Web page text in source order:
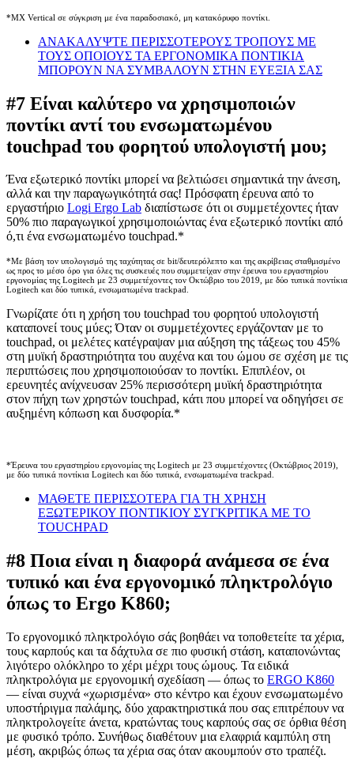
*MX Vertical σε σύγκριση με ένα παραδοσιακό, μη κατακόρυφο ποντίκι.
ΑΝΑΚΑΛΥΨΤΕ ΠΕΡΙΣΣΟΤΕΡΟΥΣ ΤΡΟΠΟΥΣ ΜΕ
ΤΟΥΣ ΟΠΟΙΟΥΣ ΤΑ ΕΡΓΟΝΟΜΙΚΑ ΠΟΝΤΙΚΙΑ
ΜΠΟΡΟΥΝ ΝΑ ΣΥΜΒΑΛΟΥΝ ΣΤΗΝ ΕΥΕΞΙΑ ΣΑΣ
#7 Είναι καλύτερο να χρησιμοποιών
ποντίκι αντί του ενσωματωμένου
touchpad του φορητού υπολογιστή μου;
Ένα εξωτερικό ποντίκι μπορεί να βελτιώσει σημαντικά την άνεση,
αλλά και την παραγωγικότητά σας! Πρόσφατη έρευνα από το
εργαστήριο Logi Ergo Lab διαπίστωσε ότι οι συμμετέχοντες ήταν
50% πιο παραγωγικοί χρησιμοποιώντας ένα εξωτερικό ποντίκι από
ό,τι ένα ενσωματωμένο touchpad.*
*Με βάση τον υπολογισμό της ταχύτητας σε bit/δευτερόλεπτο και της ακρίβειας σταθμισμένο
ως προς το μέσο όρο για όλες τις συσκευές που συμμετείχαν στην έρευνα του εργαστηρίου
εργονομίας της Logitech με 23 συμμετέχοντες τον Οκτώβριο του 2019, με δύο τυπικά ποντίκια
Logitech και δύο τυπικά, ενσωματωμένα trackpad.
Γνωρίζατε ότι η χρήση του touchpad του φορητού υπολογιστή
καταπονεί τους μύες; Όταν οι συμμετέχοντες εργάζονταν με το
touchpad, οι μελέτες κατέγραψαν μια αύξηση της τάξεως του 45%
στη μυϊκή δραστηριότητα του αυχένα και του ώμου σε σχέση με τις
περιπτώσεις που χρησιμοποιούσαν το ποντίκι. Επιπλέον, οι
ερευνητές ανίχνευσαν 25% περισσότερη μυϊκή δραστηριότητα
στον πήχη των χρηστών touchpad, κάτι που μπορεί να οδηγήσει σε
αυξημένη κόπωση και δυσφορία.*
*Έρευνα του εργαστηρίου εργονομίας της Logitech με 23 συμμετέχοντες (Οκτώβριος 2019),
με δύο τυπικά ποντίκια Logitech και δύο τυπικά, ενσωματωμένα trackpad.
ΜΑΘΕΤΕ ΠΕΡΙΣΣΟΤΕΡΑ ΓΙΑ ΤΗ ΧΡΗΣΗ
ΕΞΩΤΕΡΙΚΟΥ ΠΟΝΤΙΚΙΟΥ ΣΥΓΚΡΙΤΙΚΑ ΜΕ ΤΟ
TOUCHPAD
#8 Ποια είναι η διαφορά ανάμεσα σε ένα
τυπικό και ένα εργονομικό πληκτρολόγιο
όπως το Ergo K860;
Το εργονομικό πληκτρολόγιο σάς βοηθάει να τοποθετείτε τα χέρια,
τους καρπούς και τα δάχτυλα σε πιο φυσική στάση, καταπονώντας
λιγότερο ολόκληρο το χέρι μέχρι τους ώμους. Τα ειδικά
πληκτρολόγια με εργονομική σχεδίαση — όπως το ERGO K860
— είναι συχνά «χωρισμένα» στο κέντρο και έχουν ενσωματωμένο
υποστήριγμα παλάμης, δύο χαρακτηριστικά που σας επιτρέπουν να
πληκτρολογείτε άνετα, κρατώντας τους καρπούς σας σε όρθια θέση
με φυσικό τρόπο. Συνήθως διαθέτουν μια ελαφριά καμπύλη στη
μέση, ακριβώς όπως τα χέρια σας όταν ακουμπούν στο τραπέζι.